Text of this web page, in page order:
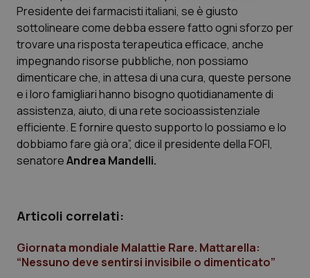
Lettere al direttore
Edizioni Regionali
QS Pro
Professionisti Sanitari.AI
Abruzzo
Calabria
Campania
QS Pro Gold
Asma & BPCO
Car-T
Presidente dei farmacisti italiani, se è giusto
sottolineare come debba essere fatto ogni sforzo per
trovare una risposta terapeutica efficace, anche
impegnando risorse pubbliche, non possiamo
dimenticare che, in attesa di una cura, queste persone
e i loro famigliari hanno bisogno quotidianamente di
assistenza, aiuto, di una rete socioassistenziale
efficiente. E fornire questo supporto lo possiamo e lo
dobbiamo fare già ora”, dice il presidente della FOFI,
senatoreAndrea Mandelli.
Articoli correlati:
Giornata mondiale Malattie Rare. Mattarella:
“Nessuno deve sentirsi invisibile o dimenticato”